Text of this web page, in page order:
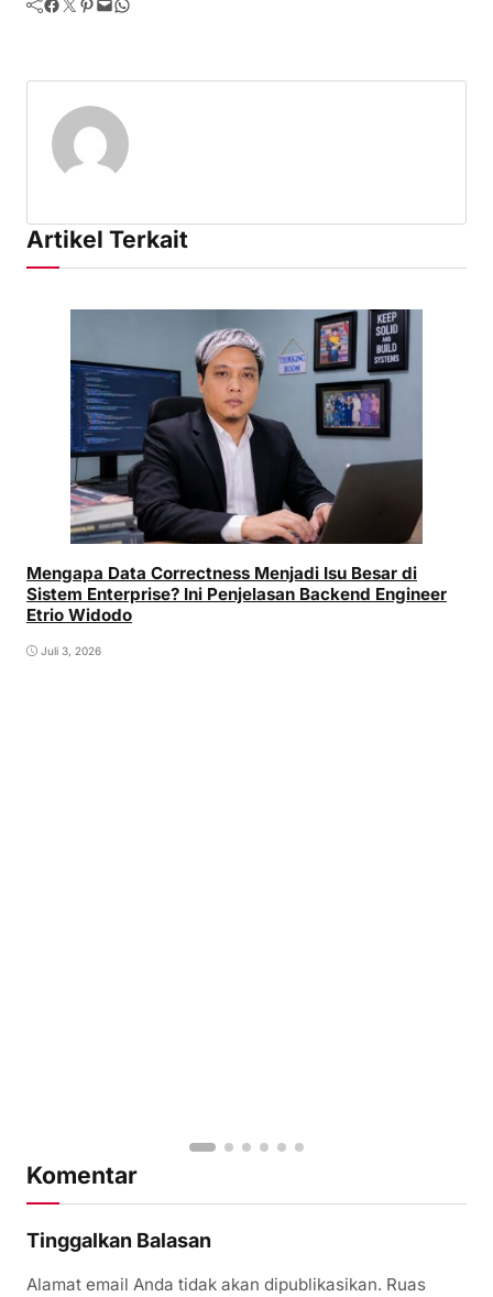
Artikel Terkait
Mengapa Data Correctness Menjadi Isu Besar di
Sistem Enterprise? Ini Penjelasan Backend Engineer
Etrio Widodo
Juli 3, 2026
Komentar
Tinggalkan Balasan
Alamat email Anda tidak akan dipublikasikan. Ruas